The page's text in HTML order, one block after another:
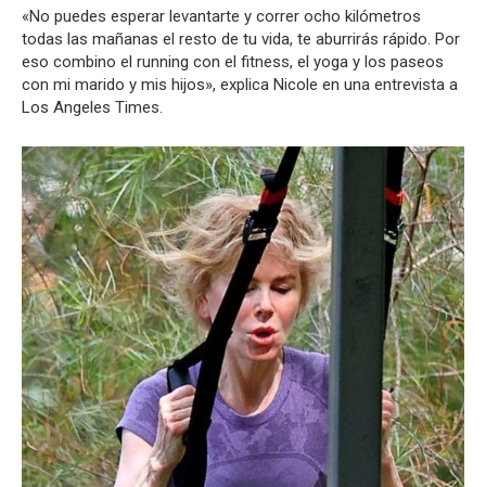
«No puedes esperar levantarte y correr ocho kilómetros
todas las mañanas el resto de tu vida, te aburrirás rápido. Por
eso combino el running con el fitness, el yoga y los paseos
con mi marido y mis hijos», explica Nicole en una entrevista a
Los Angeles Times.